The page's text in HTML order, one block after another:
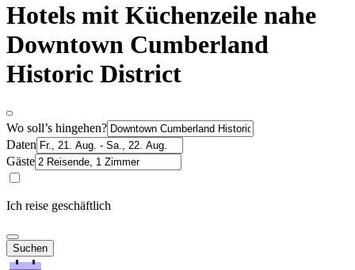
Hotels mit Küchenzeile nahe
Downtown Cumberland
Historic District
Wo soll’s hingehen?
Daten
Gäste
Ich reise geschäftlich
Suchen